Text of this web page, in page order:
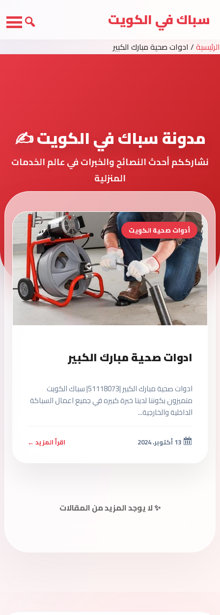
سباك في الكويت
الرئيسية/ ادوات صحية مبارك الكبير
مدونة سباك في الكويت ✍️
نشارككم أحدث النصائح والخبرات في عالم الخدمات
المنزلية
أدوات صحية الكويت
ادوات صحية مبارك الكبير
ادوات صحية مبارك الكبير |51118073| سباك الكويت
متميزون بكوننا لدينا خبرة كبيره في جميع اعمال السباكة
الداخلية والخارجية...
اقرأ المزيد ←
✨ لا يوجد المزيد من المقالات